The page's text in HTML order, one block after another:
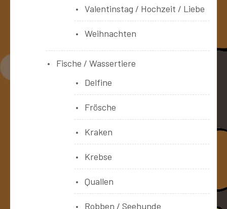
Valentinstag / Hochzeit / Liebe
Weihnachten
Fische / Wassertiere
Delfine
Frösche
Kraken
Krebse
Quallen
Robben / Seehunde